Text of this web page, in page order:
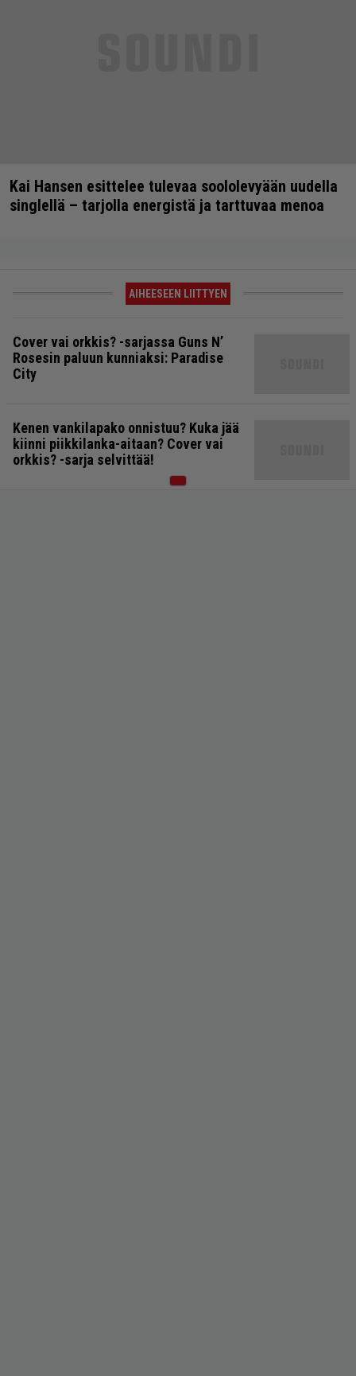
Kai Hansen esittelee tulevaa soololevyään uudella
singlellä – tarjolla energistä ja tarttuvaa menoa
AIHEESEEN LIITTYEN
Cover vai orkkis? -sarjassa Guns N’
Rosesin paluun kunniaksi: Paradise
City
Kenen vankilapako onnistuu? Kuka jää
kiinni piikkilanka-aitaan? Cover vai
orkkis? -sarja selvittää!